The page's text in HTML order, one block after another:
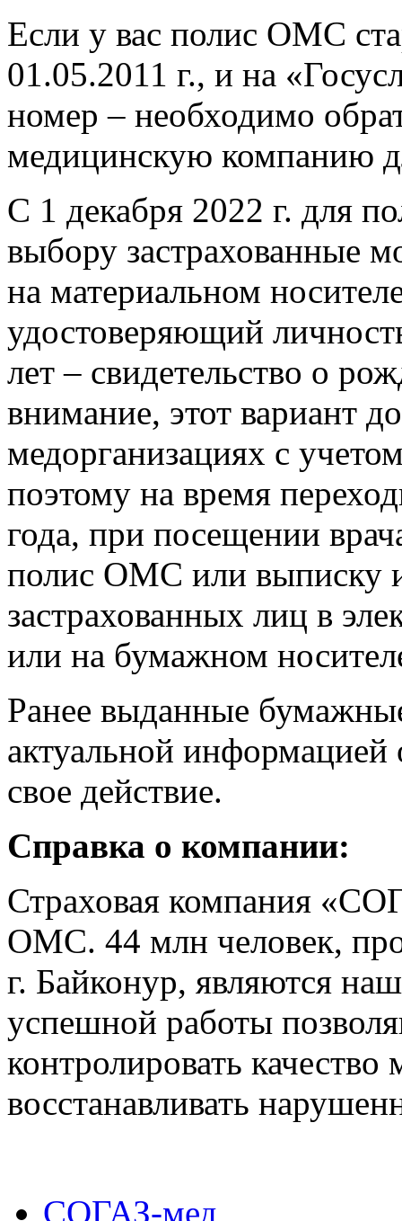
Если у вас полис ОМС
01.05.2011 г., и на
номер – необходимо
медицинскую компанию
С 1 декабря 2022 г. для
выбору застрахованные
на материальном
удостоверяющий
лет – свидетельство о
внимание, этот вариант
медорганизациях с
поэтому на время
года, при посещении
полис ОМС или выписку
застрахованных лиц в
или на бумажном
Ранее выданные
актуальной
свое действие.
Справка о компании:
Страховая компания
ОМС. 44 млн человек,
г. Байконур, являются
успешной работы
контролировать
восстанавливать
СОГАЗ-мед